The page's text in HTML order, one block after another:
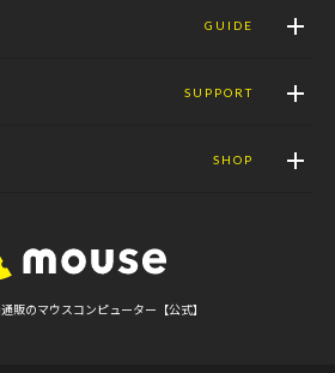
GUIDE
SUPPORT
SHOP
販のマウスコンピューター【公式】